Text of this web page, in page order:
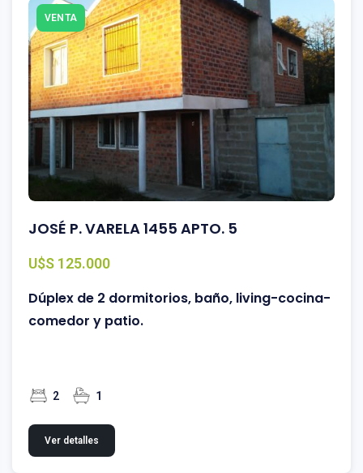
VENTA
JOSÉ P. VARELA 1455 APTO. 5
U$S 125.000
Dúplex de 2 dormitorios, baño, living-cocina-
comedor y patio.
2 1
Ver detalles